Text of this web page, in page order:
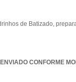
de Batizado,
CONFORME